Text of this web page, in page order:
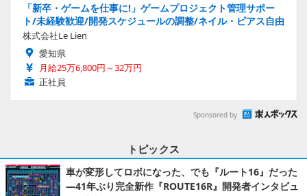
「新卒・ゲームを仕事に!」ゲームプロジェクト管理サポー
ト/未経験歓迎/開発スケジュールの調整/ネイル・ピアス自由
株式会社Le Lien
愛知県
月給25万6,800円～32万円
正社員
Sponsored by
トピックス
車が変形してロボになった、でも『ルート16』だった
―41年ぶり完全新作『ROUTE16R』開発者インタビュ